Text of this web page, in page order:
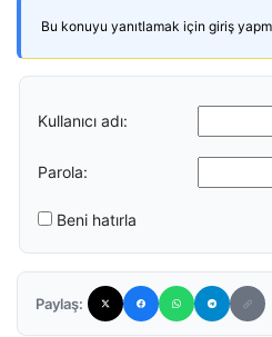
Bu konuyu yanıtlamak için giriş
Kullanıcı adı:
Parola:
Beni hatırla
Paylaş: